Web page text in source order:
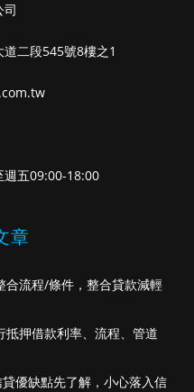
司
二段545號8樓之1
週五09:00-18:00
章
合流程/條件，整合貸款減輕
押借款利率、流程、管道
優缺點先了解，小心落入信